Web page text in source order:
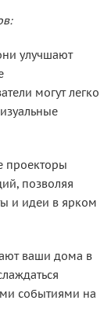
улучшают
могут легко
проекторы
позволяя
и идеи в ярком
ваши дома в
событиями на